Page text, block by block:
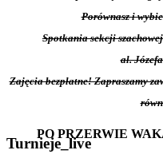
Porównasz i
Spotkania sekcji
al.
Zajęcia bezpłatne! Zapraszamy
PO PRZERWIE
Turnieje_live